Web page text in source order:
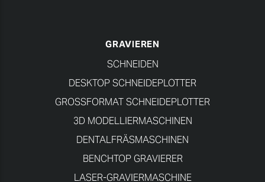
GRAVIEREN
SCHNEIDEN
DESKTOP SCHNEIDEPLOTTER
GROSSFORMAT SCHNEIDEPLOTTER
3D MODELLIERMASCHINEN
DENTALFRÄSMASCHINEN
BENCHTOP GRAVIERER
LASER-GRAVIERMASCHINE